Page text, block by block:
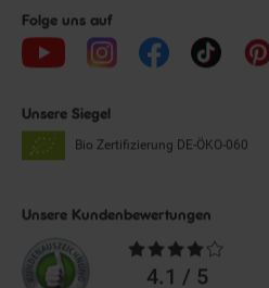
Folge uns auf
Unsere Siegel
Bio Zertifizierung DE-ÖKO-060
Unsere Kundenbewertungen
Durchschnittliche
Bewertungen4.1 / 5